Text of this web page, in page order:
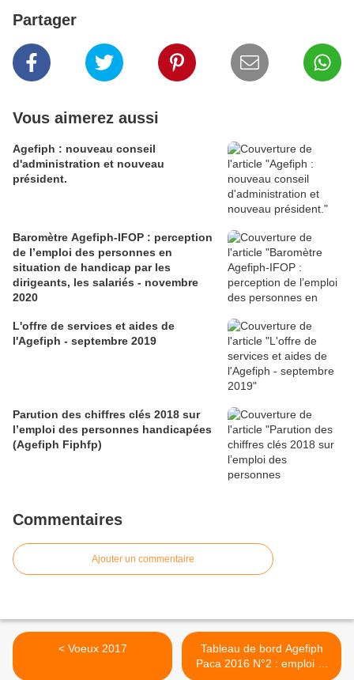
Partager
Vous aimerez aussi
Agefiph : nouveau conseil
d'administration et nouveau
président.
Baromètre Agefiph-IFOP : perception
de l’emploi des personnes en
situation de handicap par les
dirigeants, les salariés - novembre
2020
L'offre de services et aides de
l'Agefiph - septembre 2019
Parution des chiffres clés 2018 sur
l’emploi des personnes handicapées
(Agefiph Fiphfp)
Commentaires
Ajouter un commentaire
< Voeux 2017
Tableau de bord Agefiph
Paca 2016 N°2 : emploi et